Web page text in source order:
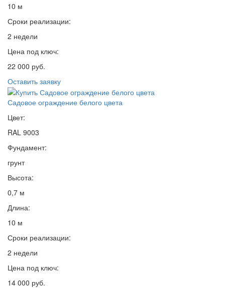
10 м
Сроки реализации:
2 недели
Цена под ключ:
22 000 руб.
Оставить заявку
Садовое ограждение белого цвета
Цвет:
RAL 9003
Фундамент:
грунт
Высота:
0,7 м
Длина:
10 м
Сроки реализации:
2 недели
Цена под ключ:
14 000 руб.